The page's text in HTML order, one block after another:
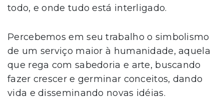
todo, e onde tudo está interligado.
Percebemos em seu trabalho o simbolismo
de um serviço maior à humanidade, aquela
que rega com sabedoria e arte, buscando
fazer crescer e germinar conceitos, dando
vida e disseminando novas idéias.